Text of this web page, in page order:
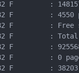
F         :
F         : 4550
F         : Free
F         : Total
F         : 925568
F         : 0 pages
F         : 38203